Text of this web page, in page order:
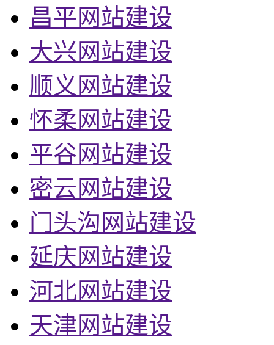
昌平网站建设
大兴网站建设
顺义网站建设
怀柔网站建设
平谷网站建设
密云网站建设
门头沟网站建设
延庆网站建设
河北网站建设
天津网站建设